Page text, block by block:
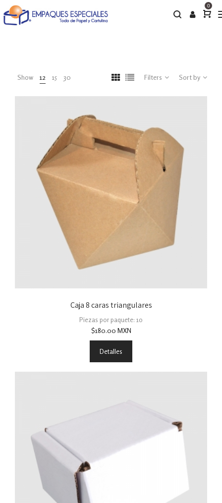
0
Show 12 15 30 Filters Sort by
Caja 8 caras triangulares
Piezas por paquete: 10
$180.00 MXN
Detalles